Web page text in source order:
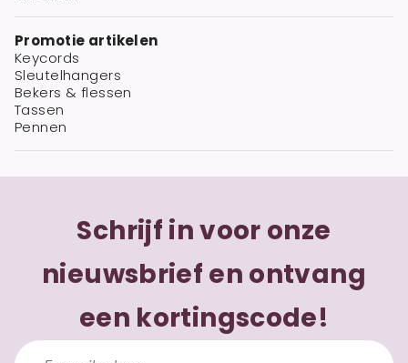
Promotie artikelen
Keycords
Sleutelhangers
Bekers & flessen
Tassen
Pennen
Schrijf in voor onze
nieuwsbrief en ontvang
een kortingscode!